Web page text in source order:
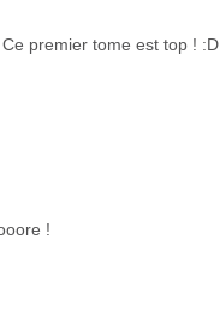
premier tome est top ! :D
!